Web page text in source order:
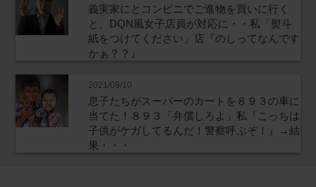
義実家にとコンビニでご進物を買いに行く
と、DQN風女子店員が対応に・・私「熨斗
紙をつけてください」店『のしってなんです
かぁ？？』
2021/09/10
息子たちがスーパーのカートを８９３の車に
当てた！８９３「弁償しろよ」私『こっちは
子供がケガしてるんだ！警察呼ぶぞ！』→結
果・・・